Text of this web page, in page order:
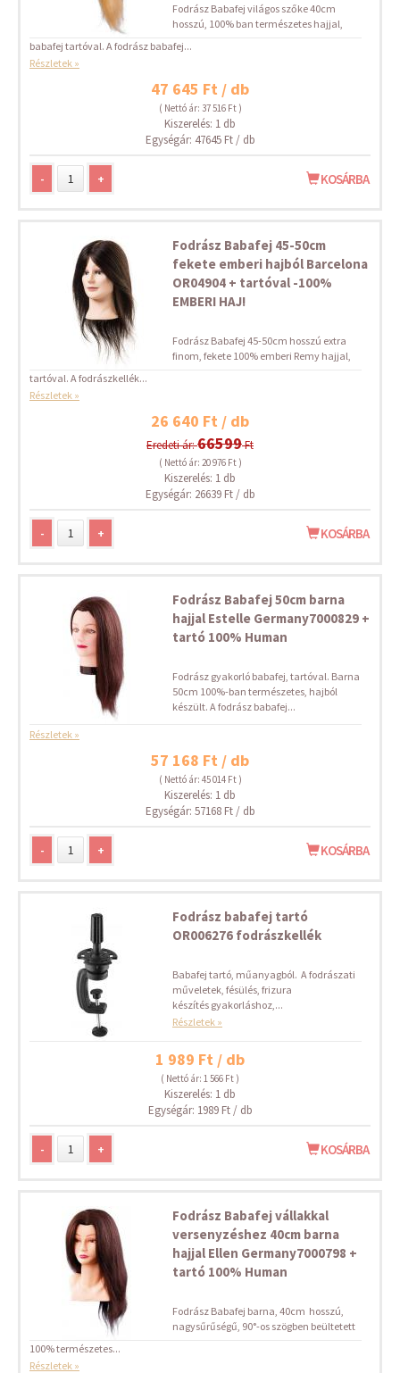
Fodrász Babafej világos szőke 40cm
hosszú, 100% ban természetes hajjal,
babafej tartóval. A fodrász babafej...
Részletek »
47 645 Ft / db
( Nettó ár: 37 516 Ft )
Kiszerelés: 1 db
Egységár: 47645 Ft / db
- + KOSÁRBA
Fodrász Babafej 45-50cm
fekete emberi hajból Barcelona
OR04904 + tartóval -100%
EMBERI HAJ!
Fodrász Babafej 45-50cm hosszú extra
finom, fekete 100% emberi Remy hajjal,
tartóval. A fodrászkellék...
Részletek »
26 640 Ft / db
Eredeti ár:66599Ft
( Nettó ár: 20 976 Ft )
Kiszerelés: 1 db
Egységár: 26639 Ft / db
- + KOSÁRBA
Fodrász Babafej 50cm barna
hajjal Estelle Germany7000829 +
tartó 100% Human
Fodrász gyakorló babafej, tartóval. Barna
50cm 100%-ban természetes, hajból
készült. A fodrász babafej...
Részletek »
57 168 Ft / db
( Nettó ár: 45 014 Ft )
Kiszerelés: 1 db
Egységár: 57168 Ft / db
- + KOSÁRBA
Fodrász babafej tartó
OR006276 fodrászkellék
Babafej tartó, műanyagból. A fodrászati
műveletek, fésülés, frizura
készítés gyakorláshoz,...
Részletek »
1 989 Ft / db
( Nettó ár: 1 566 Ft )
Kiszerelés: 1 db
Egységár: 1989 Ft / db
- + KOSÁRBA
Fodrász Babafej vállakkal
versenyzéshez 40cm barna
hajjal Ellen Germany7000798 +
tartó 100% Human
Fodrász Babafej barna, 40cm hosszú,
nagysűrűségű, 90°-os szögben beültetett
100% természetes...
Részletek »